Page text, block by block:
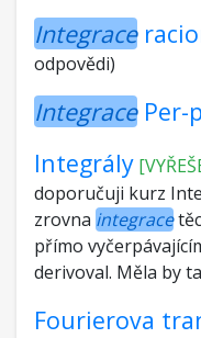
Integrace
odpovědi)
IntegracePer-
Integrály
doporučuji kurz
zrovna integrace
přímo
derivoval. Měla by
Fourierova